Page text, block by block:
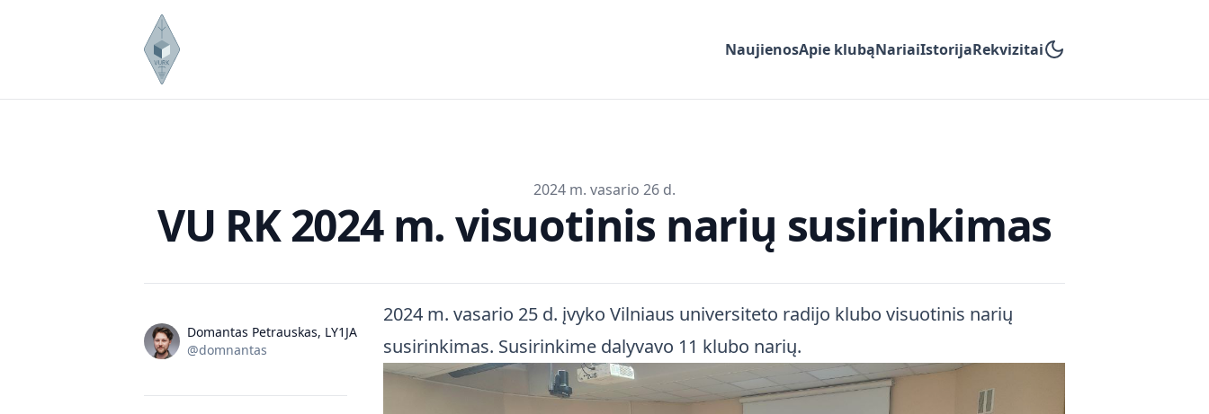
NaujienosApie klubąNariaiIstorijaRekvizitai
2024 m. vasario 26 d.
VU RK 2024 m. visuotinis narių susirinkimas
AutoriaiName
Domantas Petrauskas, LY1JA
Twitter
@domnantas
2024 m. vasario 25 d. įvyko Vilniaus universiteto radijo klubo visuotinis narių
susirinkimas. Susirinkime dalyvavo 11 klubo narių.